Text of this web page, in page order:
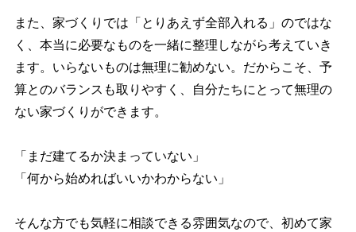
また、家づくりでは「とりあえず全部入れる」のではな
く、本当に必要なものを一緒に整理しながら考えていき
ます。いらないものは無理に勧めない。だからこそ、予
算とのバランスも取りやすく、自分たちにとって無理の
ない家づくりができます。
「まだ建てるか決まっていない」
「何から始めればいいかわからない」
そんな方でも気軽に相談できる雰囲気なので、初めて家